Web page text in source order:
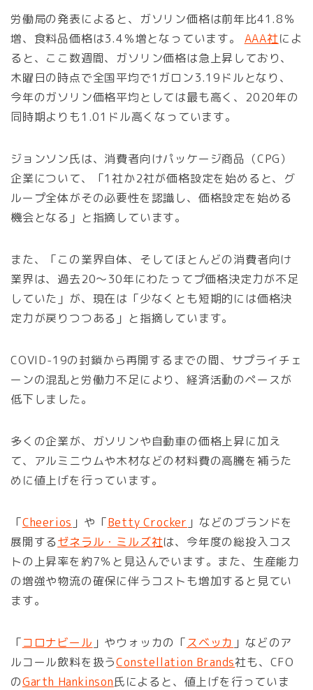
労働局の発表によると、ガソリン価格は前年比41.8％
増、食料品価格は3.4％増となっています。 AAA社によ
ると、ここ数週間、ガソリン価格は急上昇しており、
木曜日の時点で全国平均で1ガロン3.19ドルとなり、
今年のガソリン価格平均としては最も高く、2020年の
同時期よりも1.01ドル高くなっています。
ジョンソン氏は、消費者向けパッケージ商品（CPG）
企業について、「1社か2社が価格設定を始めると、グ
ループ全体がその必要性を認識し、価格設定を始める
機会となる」と指摘しています。
また、「この業界自体、そしてほとんどの消費者向け
業界は、過去20〜30年にわたってプ価格決定力が不足
していた」が、現在は「少なくとも短期的には価格決
定力が戻りつつある」と指摘しています。
COVID-19の封鎖から再開するまでの間、サプライチェ
ーンの混乱と労働力不足により、経済活動のペースが
低下しました。
多くの企業が、ガソリンや自動車の価格上昇に加え
て、アルミニウムや木材などの材料費の高騰を補うた
めに値上げを行っています。
「Cheerios 」や「Betty Crocker 」などのブランドを
展開するゼネラル・ミルズ社は、今年度の総投入コス
トの上昇率を約7％と見込んでいます。また、生産能力
の増強や物流の確保に伴うコストも増加すると見てい
ます。
「コロナビール 」やウォッカの「スベッカ 」などのア
ルコール飲料を扱うConstellation Brands社も、CFO
のGarth Hankinson氏によると、値上げを行っていま